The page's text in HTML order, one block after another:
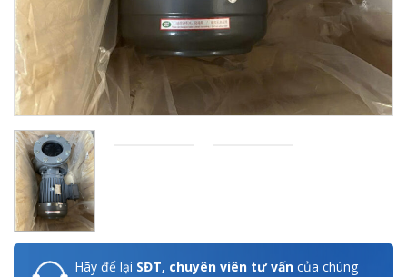
Hãy để lại SĐT, chuyên viên tư vấn của chúng